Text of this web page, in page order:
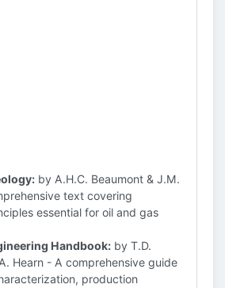
by A.H.C. Beaumont & J.M.
text covering
essential for oil and gas
Handbook: by T.D.
Hearn - A comprehensive guide
production